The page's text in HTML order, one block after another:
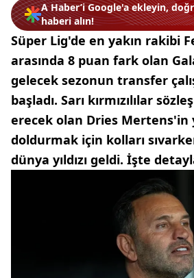
A Haber’i Google'a ekleyin,
haberi alın!
Süper Lig'de en yakın rakibi
arasında 8 puan fark olan
gelecek sezonun transfer
başladı. Sarı kırmızılılar
erecek olan Dries Mertens'in
doldurmak için kolları
dünya yıldızı geldi. İşte